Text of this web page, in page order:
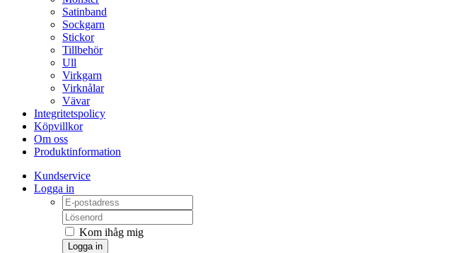
Satinband
Sockgarn
Stickor
Tillbehör
Ull
Virkgarn
Virknålar
Vävar
Integritetspolicy
Köpvillkor
Om oss
Produktinformation
Kundservice
Logga in
Kom ihåg mig
Logga in